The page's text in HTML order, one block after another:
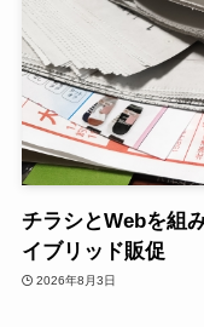
チラシとWebを組
イブリッド販促
2026年8月3日